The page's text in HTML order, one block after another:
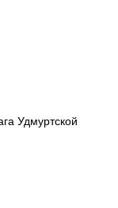
Удмуртской